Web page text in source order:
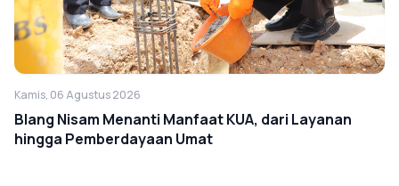
Kamis, 06 Agustus 2026
Blang Nisam Menanti Manfaat KUA, dari Layanan
hingga Pemberdayaan Umat